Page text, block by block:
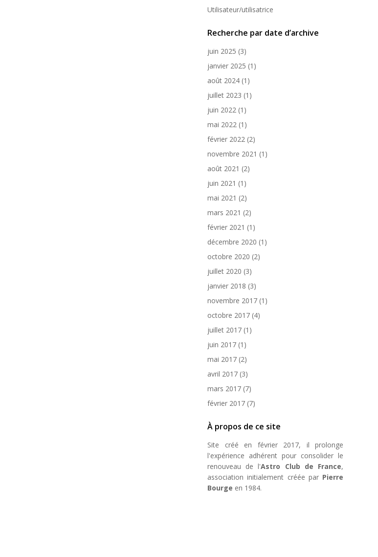
Utilisateur/utilisatrice
Recherche par date d’archive
juin 2025 (3)
janvier 2025 (1)
août 2024 (1)
juillet 2023 (1)
juin 2022 (1)
mai 2022 (1)
février 2022 (2)
novembre 2021 (1)
août 2021 (2)
juin 2021 (1)
mai 2021 (2)
mars 2021 (2)
février 2021 (1)
décembre 2020 (1)
octobre 2020 (2)
juillet 2020 (3)
janvier 2018 (3)
novembre 2017 (1)
octobre 2017 (4)
juillet 2017 (1)
juin 2017 (1)
mai 2017 (2)
avril 2017 (3)
mars 2017 (7)
février 2017 (7)
À propos de ce site
Site créé en février 2017, il prolonge
l'expérience adhérent pour consolider le
renouveau de l'Astro Club de France,
association initialement créée par Pierre
Bourge en 1984.